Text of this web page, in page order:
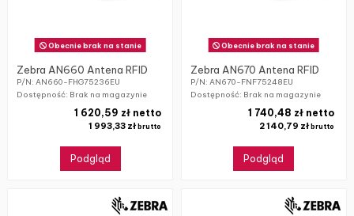
Obecnie brak na stanie
Zebra AN660 Antena RFID
P/N: AN660-FHG75236EU
Dostępność: Brak na magazynie
1 993,33 zł brutto
1 620,59 zł netto
Podgląd
Obecnie brak na stanie
Zebra AN670 Antena RFID
P/N: AN670-FNF75248EU
Dostępność: Brak na magazynie
2 140,79 złbrutto
1 740,48 zł netto
Podgląd